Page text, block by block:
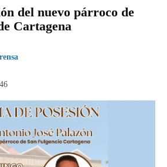
del nuevo párroco de
Cartagena